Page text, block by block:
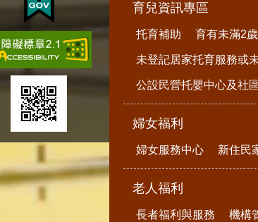
育兒資訊專區
托育補助 育有未滿2
未登記居家托育服務或
公設民營托嬰中心及社
婦女福利
婦女服務中心 新住民
老人福利
長者福利與服務 機構